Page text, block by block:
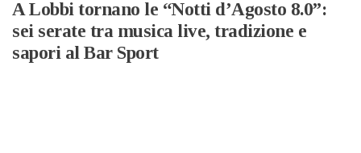
A Lobbi tornano le “Notti d’Agosto 8.0”:
sei serate tra musica live, tradizione e
sapori al Bar Sport